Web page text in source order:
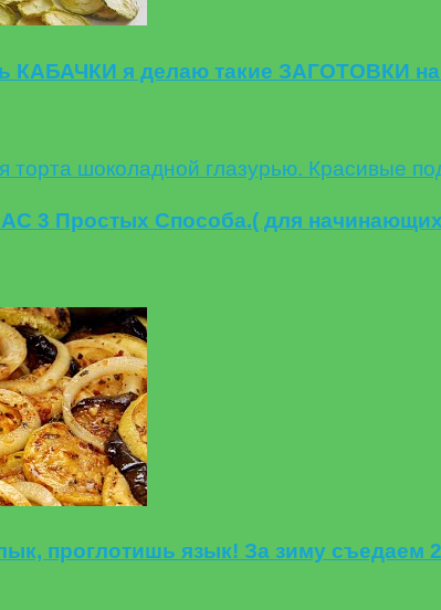
КАБАЧКИ я делаю такие ЗАГОТОВКИ
3 Простых Способа.( для
проглотишь язык! За зиму съедаем